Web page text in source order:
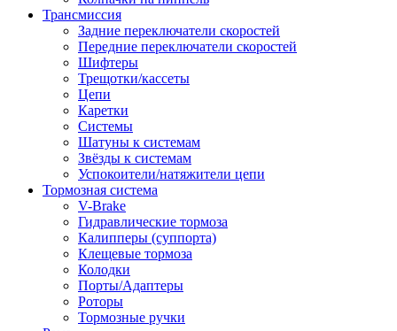
Трансмиссия
Задние переключатели скоростей
Передние переключатели скоростей
Шифтеры
Трещотки/кассеты
Цепи
Каретки
Системы
Шатуны к системам
Звёзды к системам
Успокоители/натяжители цепи
Тормозная система
V-Brake
Гидравлические тормоза
Калипперы (суппорта)
Клещевые тормоза
Колодки
Порты/Адаптеры
Роторы
Тормозные ручки